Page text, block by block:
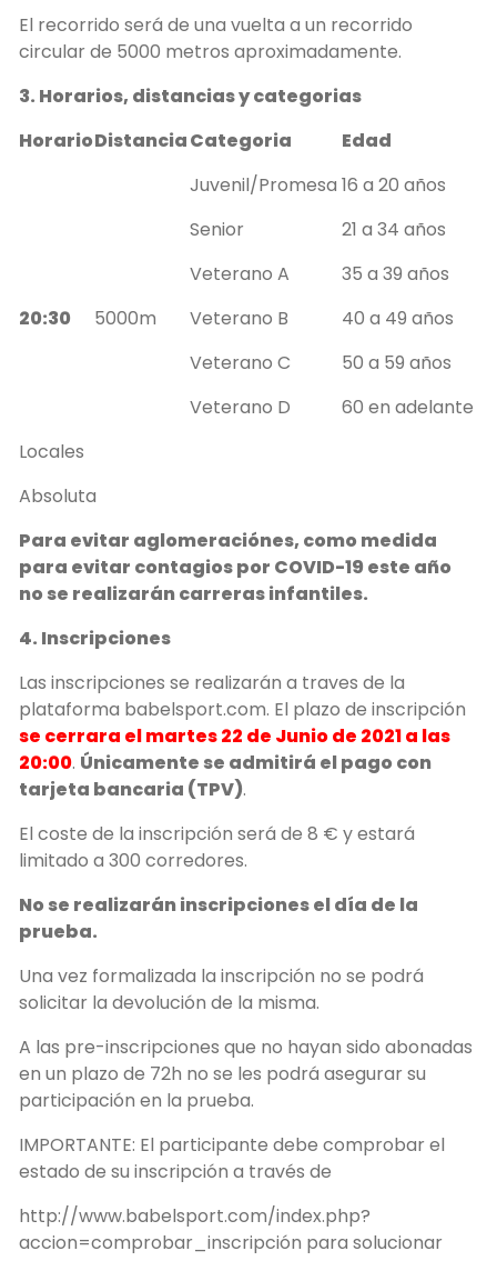
El recorrido será de una vuelta a un recorrido
circular de 5000 metros aproximadamente.
3. Horarios, distancias y categorias
HorarioDistanciaCategoria Edad
20:30 5000m
Juvenil/Promesa 16 a 20 años
Senior
21 a 34 años
Veterano A
35 a 39 años
Veterano B
40 a 49 años
Veterano C
50 a 59 años
Veterano D
60 en adelante
Locales
Absoluta
Para evitar aglomeraciónes, como medida
para evitar contagios por COVID-19 este año
no se realizarán carreras infantiles.
4. Inscripciones
Las inscripciones se realizarán a traves de la
plataforma babelsport.com. El plazo de inscripción
se cerrara el martes 22 de Junio de 2021 a las
20:00. Únicamente se admitirá el pago con
tarjeta bancaria (TPV).
El coste de la inscripción será de 8 € y estará
limitado a 300 corredores.
No se realizarán inscripciones el día de la
prueba.
Una vez formalizada la inscripción no se podrá
solicitar la devolución de la misma.
A las pre-inscripciones que no hayan sido abonadas
en un plazo de 72h no se les podrá asegurar su
participación en la prueba.
IMPORTANTE: El participante debe comprobar el
estado de su inscripción a través de
http://www.babelsport.com/index.php?
accion=comprobar_inscripción para solucionar